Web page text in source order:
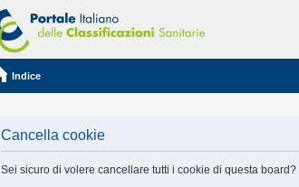
Indice
Cancella cookie
Sei sicuro di volere cancellare tutti i cookie di questa board?